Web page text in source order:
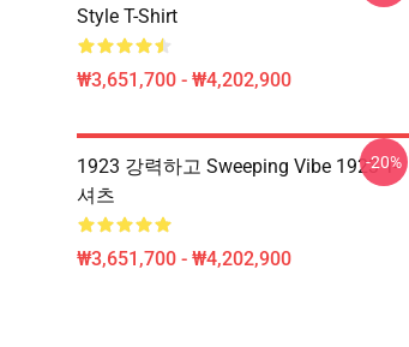
Style T-Shirt
₩3,651,700 - ₩4,202,900
1923 강력하고 Sweeping Vibe 1923 T-
셔츠
₩3,651,700 - ₩4,202,900
-20%